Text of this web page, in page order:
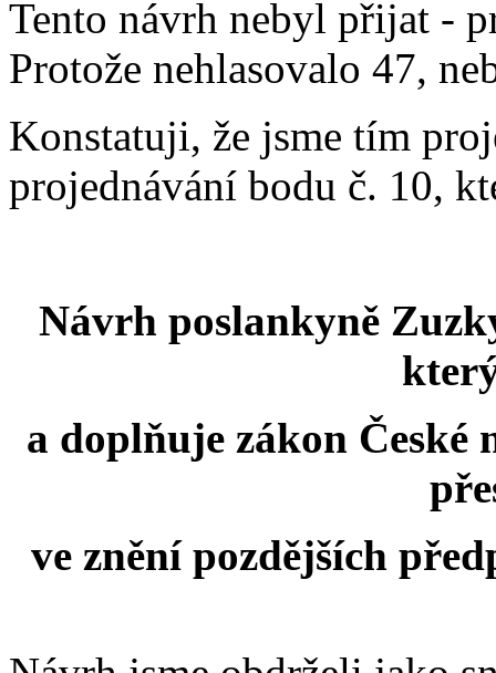
Tento návrh nebyl přijat -
Protože nehlasovalo 47,
Konstatuji, že jsme tím
projednávání bodu č. 10,
Návrh poslankyně
a doplňuje zákon České
ve znění pozdějších